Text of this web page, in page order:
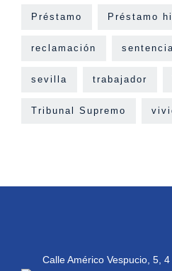
Préstamo Préstamo
reclamación
sevilla trabajador
Tribunal Supremo
Calle Américo Vespucio, 5, 4